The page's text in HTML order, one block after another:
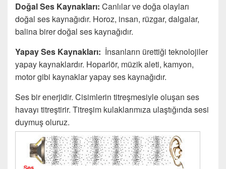
Doğal Ses Kaynakları: Canlılar ve doğa olayları
doğal ses kaynağıdır. Horoz, insan, rüzgar, dalgalar,
balina birer doğal ses kaynağıdır.
Yapay Ses Kaynakları: İnsanların ürettiği teknolojiler
yapay kaynaklardır. Hoparlör, müzik aleti, kamyon,
motor gibi kaynaklar yapay ses kaynağıdır.
Ses bir enerjidir. Cisimlerin titreşmesiyle oluşan ses
havayı titreştirir. Titreşim kulaklarımıza ulaştığında sesi
duymuş oluruz.